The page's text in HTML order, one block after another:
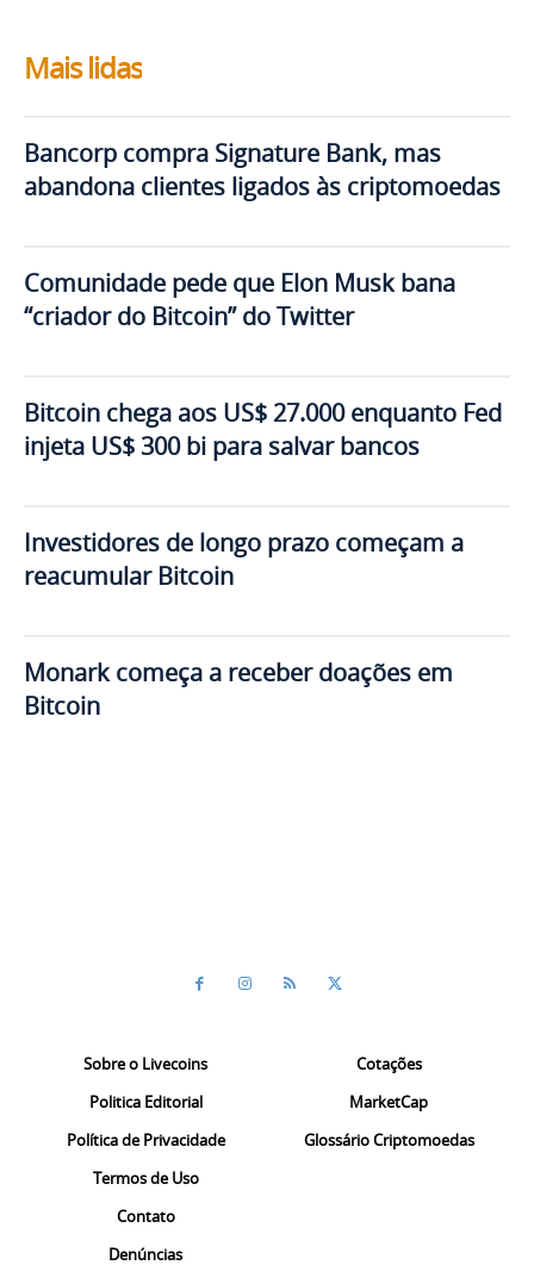
Mais lidas
Bancorp compra Signature Bank, mas
abandona clientes ligados às criptomoedas
Comunidade pede que Elon Musk bana
“criador do Bitcoin” do Twitter
Bitcoin chega aos US$ 27.000 enquanto Fed
injeta US$ 300 bi para salvar bancos
Investidores de longo prazo começam a
reacumular Bitcoin
Monark começa a receber doações em
Bitcoin
Sobre o Livecoins
Politica Editorial
Política de Privacidade
Termos de Uso
Contato
Denúncias
Cotações
MarketCap
Glossário Criptomoedas